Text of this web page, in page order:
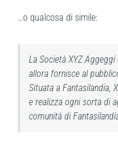
…o qualcosa di simile:
La Società XYZ
allora fornisce al
Situata a Fantasilandia,
e realizza ogni sorta di
comunità di